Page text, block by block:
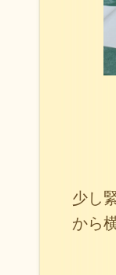
少し
から